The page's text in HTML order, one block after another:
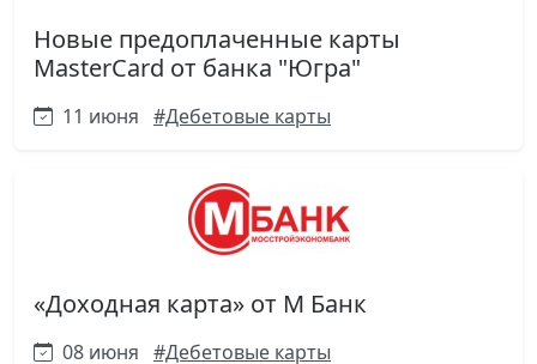
Новые предоплаченные карты
MasterCard от банка "Югра"
11 июня #Дебетовые карты
«Доходная карта» от М Банк
08 июня #Дебетовые карты